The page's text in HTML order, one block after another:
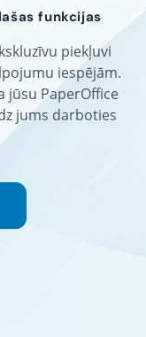
funkcijas
piekļuvi
iespējām.
jūsu PaperOffice
jums darboties